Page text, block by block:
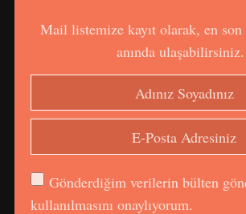
Mail listemize kayıt olarak, en son
anında ulaşabilirsiniz.
Gönderdiğim verilerin bülten
kullanılmasını onaylıyorum.